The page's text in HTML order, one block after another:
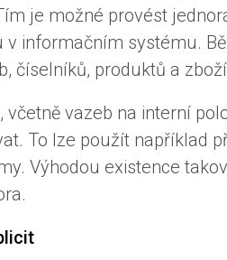
je možné provést
v informačním systému.
číselníků, produktů a
včetně vazeb na interní
To lze použít například
Výhodou existence